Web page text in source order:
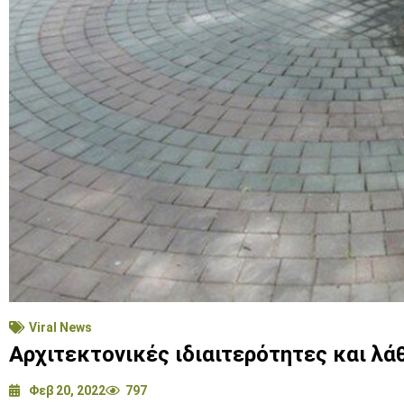
Viral News
Αρχιτεκτονικές ιδιαιτερότητες και
Φεβ 20, 2022 797